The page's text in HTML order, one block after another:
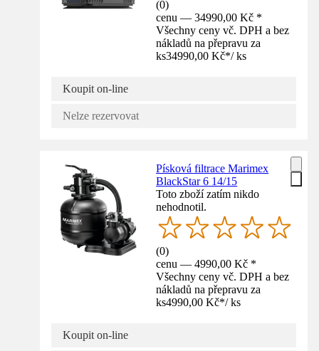
(0)
cenu — 34990,00 Kč *
Všechny ceny vč. DPH a bez
nákladů na přepravu za
ks34990,00 Kč*/ ks
Koupit on-line
Nelze rezervovat
Písková filtrace Marimex
BlackStar 6 14/15
Toto zboží zatím nikdo
nehodnotil.
(0)
cenu — 4990,00 Kč *
Všechny ceny vč. DPH a bez
nákladů na přepravu za
ks4990,00 Kč*/ ks
Koupit on-line